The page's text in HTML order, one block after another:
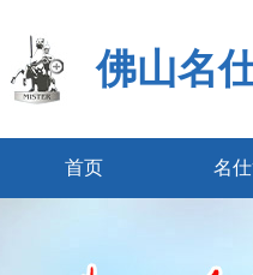
佛山名
首页 名